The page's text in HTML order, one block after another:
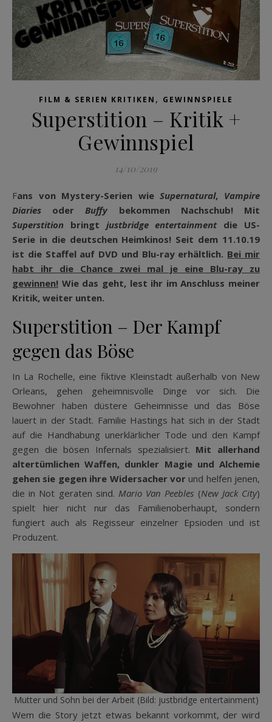
FILM & SERIEN KRITIKEN , GEWINNSPIELE
Superstition – Kritik +
Gewinnspiel
14/10/2019
Fans von Mystery-Serien wieSupernatural, Vampire
Diaries oderBuffy bekommen Nachschub! Mit
Superstition bringt justbridge entertainmentdie US-
Serie in die deutschen Heimkinos! Seit dem 11.10.19
ist die Staffel auf DVD und Blu-ray erhältlich. Bei mir
habt ihr die Chance zwei mal je eine Blu-ray zu
gewinnen! Wie das geht, lest ihr im Anschluss meiner
Kritik, weiter unten.
Superstition – Der Kampf
gegen das Böse
In La Rochelle, eine fiktive Kleinstadt außerhalb von New
Orleans, gehen geheimnisvolle Dinge vor sich. Die
Bewohner haben düstere Geheimnisse und das Böse
lauert in der Stadt. Familie Hastings hat sich in der Stadt
auf die Handhabung unerklärlicher Tode und den Kampf
gegen die bösen Infernals spezialisiert. Mit allerhand
altertümlichen Waffen, dunkler Magie und Alchemie
gehen sie gegen ihre Widersacher vorund helfen jenen,
die in Not geraten sind. Mario Van Peebles (New Jack City)
spielt hier nicht nur das Familienoberhaupt, sondern
fungiert auch als Regisseur einzelner Epsioden und ist
Produzent.
Mutter und Sohn bei der Arbeit (Bild: justbridge entertainment)
Wem die Story jetzt etwas bekannt vorkommt, der wird